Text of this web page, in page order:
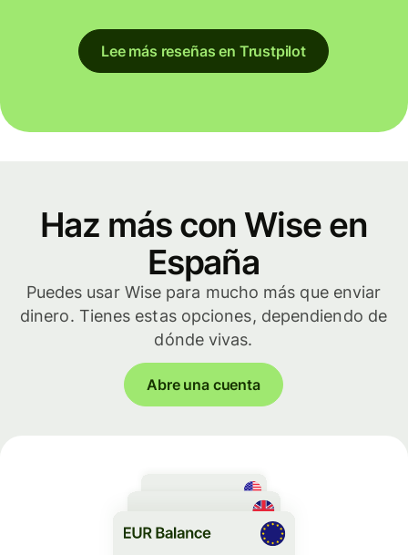
Lee más reseñas en Trustpilot
Haz más con Wise en
España
Puedes usar Wise para mucho más que enviar
dinero. Tienes estas opciones, dependiendo de
dónde vivas.
Abre una cuenta